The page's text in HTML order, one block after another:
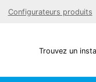
Configurateurs produits
Trouvez un